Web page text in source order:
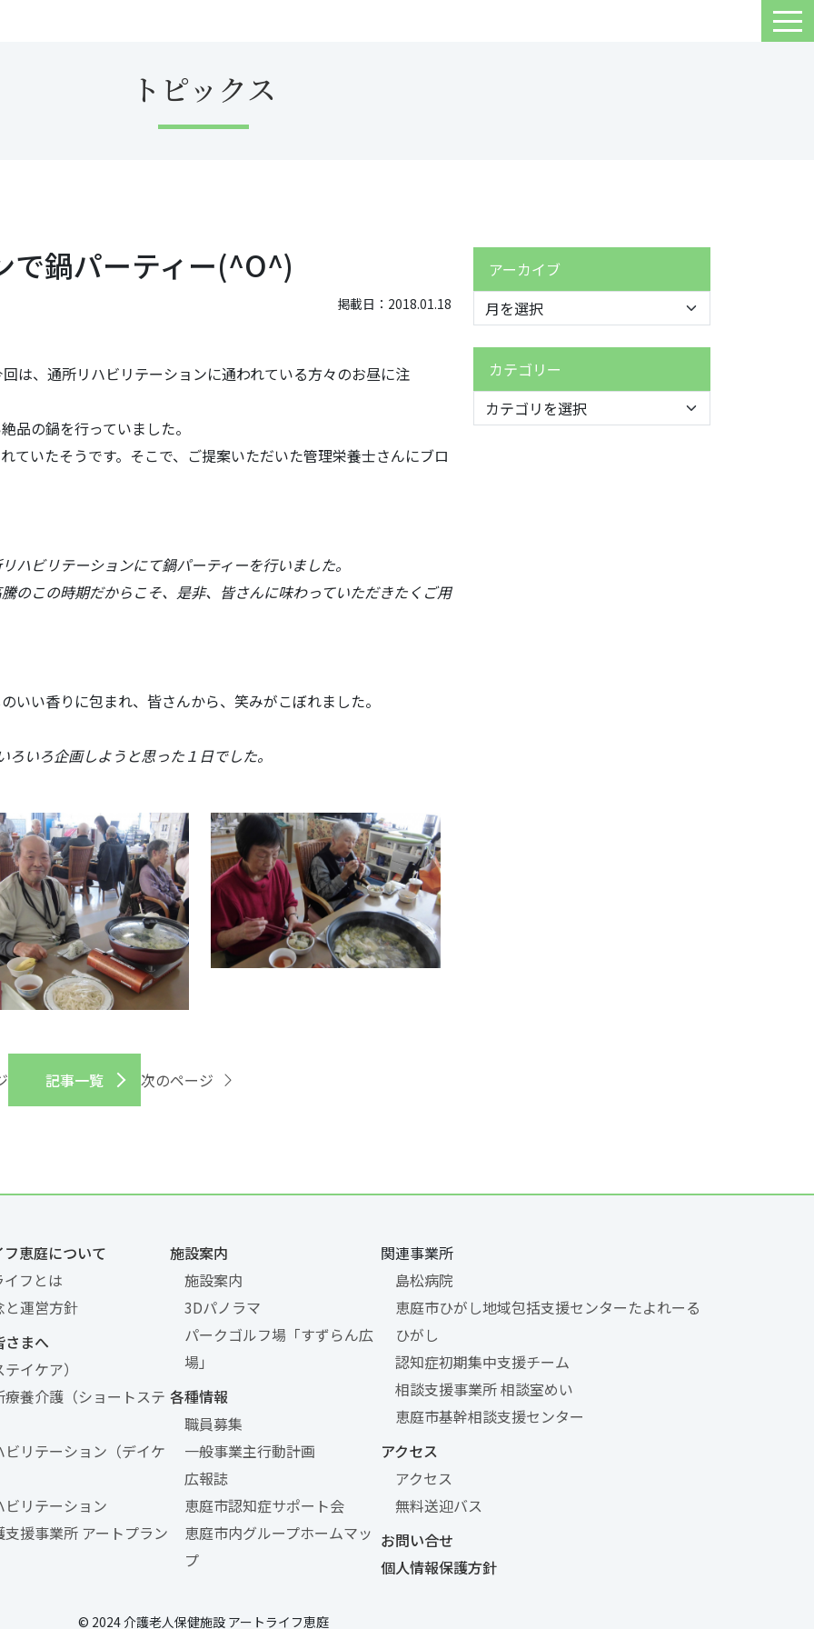
トピックス
で鍋パーティー(^O^)
掲載日：2018.01.18
、通所リハビリテーションに通われている方々のお昼に注
の鍋を行っていました。
いたそうです。そこで、ご提案いただいた管理栄養士さんにブロ
ビリテーションにて鍋パーティーを行いました。
この時期だからこそ、是非、皆さんに味わっていただきたくご用
い香りに包まれ、皆さんから、笑みがこぼれました。
いろ企画しようと思った１日でした。
記事一覧 次のページ
アーカイブ
カテゴリー
恵庭について
フとは
と運営方針
さまへ
イケア）
療養介護（ショートステ
ビリテーション（デイケ
ビリテーション
援事業所 アートプラン
施設案内
施設案内
3Dパノラマ
パークゴルフ場「すずらん広
場」
各種情報
職員募集
一般事業主行動計画
広報誌
恵庭市認知症サポート会
恵庭市内グループホームマッ
プ
関連事業所
島松病院
恵庭市ひがし地域包括支援センターたよれーる
ひがし
認知症初期集中支援チーム
相談支援事業所 相談室めい
恵庭市基幹相談支援センター
アクセス
アクセス
無料送迎バス
お問い合せ
個人情報保護方針
© 2024 介護老人保健施設 アートライフ恵庭